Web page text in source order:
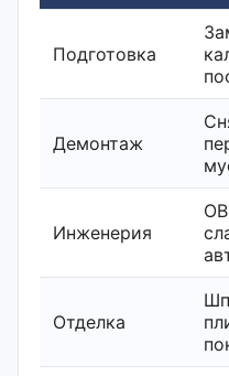
Подготовка
Демонтаж
Инженерия
Отделка